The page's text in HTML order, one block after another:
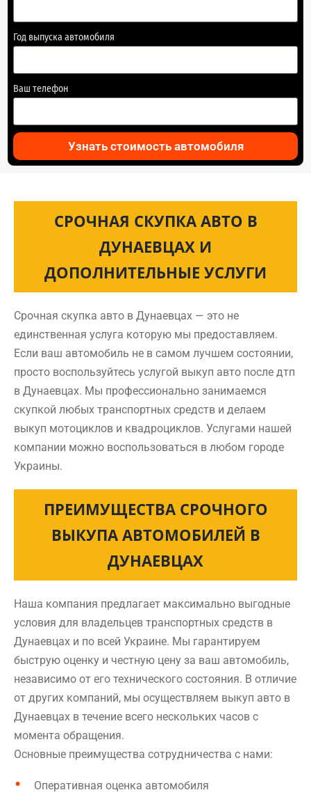
Год выпуска автомобиля
Ваш телефон
Узнать стоимость автомобиля
СРОЧНАЯ СКУПКА АВТО В
ДУНАЕВЦАХ И
ДОПОЛНИТЕЛЬНЫЕ УСЛУГИ
Срочная скупка авто в Дунаевцах — это не
единственная услуга которую мы предоставляем.
Если ваш автомобиль не в самом лучшем состоянии,
просто воспользуйтесь услугой выкуп авто после дтп
в Дунаевцах. Мы профессионально занимаемся
скупкой любых транспортных средств и делаем
выкуп мотоциклов и квадроциклов. Услугами нашей
компании можно воспользоваться в любом городе
Украины.
ПРЕИМУЩЕСТВА СРОЧНОГО
ВЫКУПА АВТОМОБИЛЕЙ В
ДУНАЕВЦАХ
Наша компания предлагает максимально выгодные
условия для владельцев транспортных средств в
Дунаевцах и по всей Украине. Мы гарантируем
быструю оценку и честную цену за ваш автомобиль,
независимо от его технического состояния. В отличие
от других компаний, мы осуществляем выкуп авто в
Дунаевцах в течение всего нескольких часов с
момента обращения.
Основные преимущества сотрудничества с нами:
Оперативная оценка автомобиля